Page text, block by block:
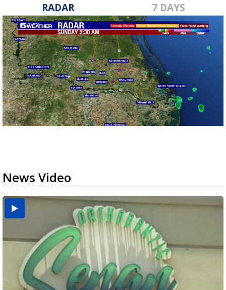
RADAR 7 DAYS
News Video